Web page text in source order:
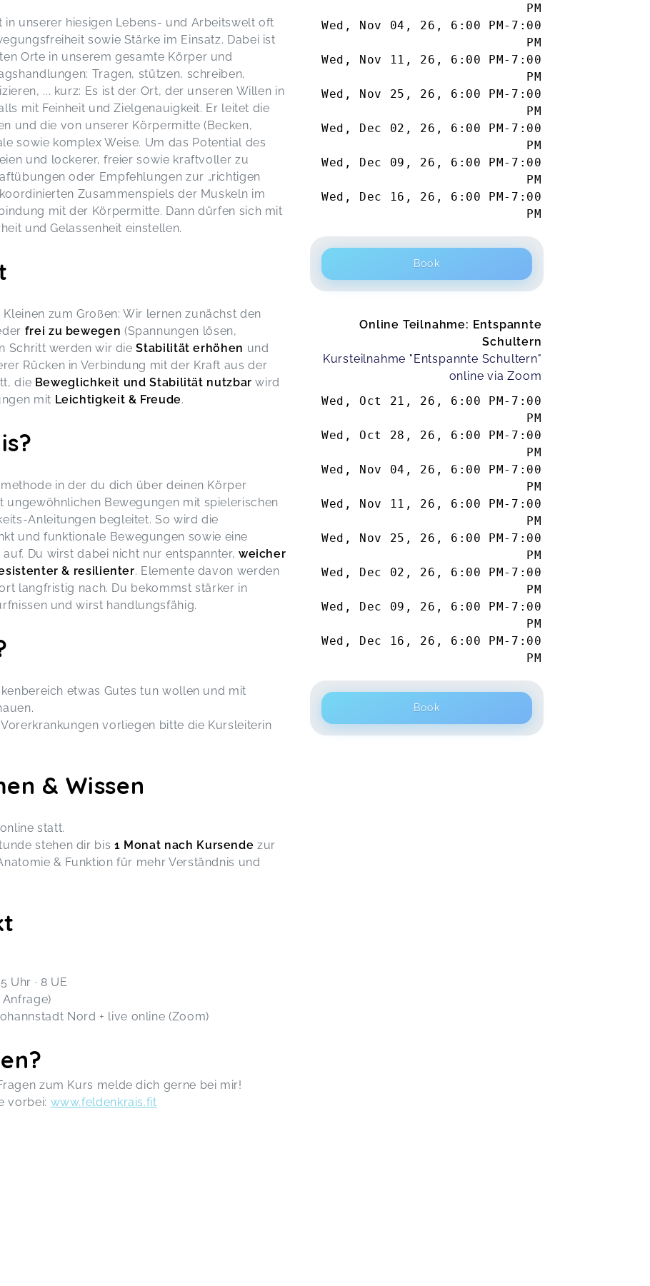
unserer hiesigen Lebens- und Arbeitswelt oft
sowie Stärke im Einsatz. Dabei ist
Orte in unserem gesamte Körper und
Tragen, stützen, schreiben,
... kurz: Es ist der Ort, der unseren Willen in
mit Feinheit und Zielgenauigkeit. Er leitet die
und die von unserer Körpermitte (Becken,
sowie komplex Weise. Um das Potential des
und lockerer, freier sowie kraftvoller zu
oder Empfehlungen zur „richtigen
Zusammenspiels der Muskeln im
mit der Körpermitte. Dann dürfen sich mit
und Gelassenheit einstellen.
zum Großen: Wir lernen zunächst den
frei zu bewegen (Spannungen lösen,
Schritt werden wir dieStabilität erhöhen und
Rücken in Verbindung mit der Kraft aus der
die Beweglichkeit und Stabilität nutzbar wird
mit Leichtigkeit & Freude.
in der du dich über deinen Körper
ungewöhnlichen Bewegungen mit spielerischen
Anleitungen begleitet. So wird die
und funktionale Bewegungen sowie eine
Du wirst dabei nicht nur entspannter, weicher
& resilienter. Elemente davon werden
langfristig nach. Du bekommst stärker in
und wirst handlungsfähig.
etwas Gutes tun wollen und mit
vorliegen bitte die Kursleiterin
& Wissen
statt.
stehen dir bis 1 Monat nach Kursende zur
& Funktion für mehr Verständnis und
Uhr · 8 UE
Nord + live online (Zoom)
zum Kurs melde dich gerne bei mir!
vorbei: www.feldenkrais.fit
PM
Wed, Nov 04, 26 , 6:00 PM- 7:00
PM
Wed, Nov 11, 26 , 6:00 PM- 7:00
PM
Wed, Nov 25, 26 , 6:00 PM- 7:00
PM
Wed, Dec 02, 26 , 6:00 PM- 7:00
PM
Wed, Dec 09, 26 , 6:00 PM- 7:00
PM
Wed, Dec 16, 26 , 6:00 PM- 7:00
PM
Book
Online Teilnahme: Entspannte
Schultern
Kursteilnahme "Entspannte Schultern"
online via Zoom
Wed, Oct 21, 26 , 6:00 PM- 7:00
PM
Wed, Oct 28, 26 , 6:00 PM- 7:00
PM
Wed, Nov 04, 26 , 6:00 PM- 7:00
PM
Wed, Nov 11, 26 , 6:00 PM- 7:00
PM
Wed, Nov 25, 26 , 6:00 PM- 7:00
PM
Wed, Dec 02, 26 , 6:00 PM- 7:00
PM
Wed, Dec 09, 26 , 6:00 PM- 7:00
PM
Wed, Dec 16, 26 , 6:00 PM- 7:00
PM
Book